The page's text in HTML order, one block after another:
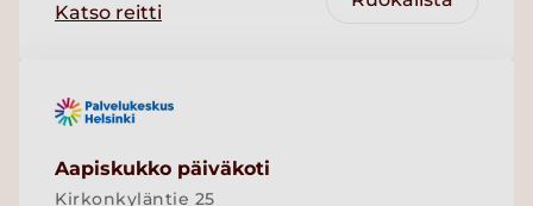
Katso reitti
Aapiskukko päiväkoti
Kirkonkyläntie 25